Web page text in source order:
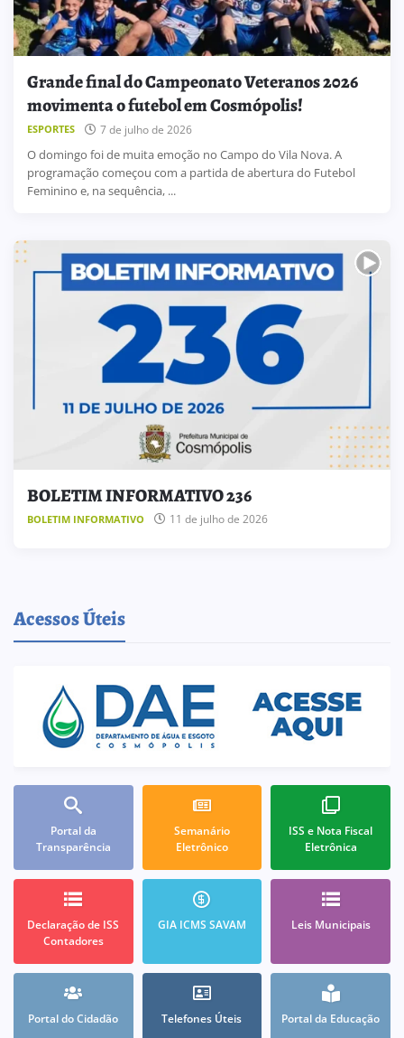
Grande final do Campeonato Veteranos 2026
movimenta o futebol em Cosmópolis!
ESPORTES 7 de julho de 2026
O domingo foi de muita emoção no Campo do Vila Nova. A
programação começou com a partida de abertura do Futebol
Feminino e, na sequência, ...
BOLETIM INFORMATIVO 236
BOLETIM INFORMATIVO 11 de julho de 2026
Acessos Úteis
Portal da
Transparência
Semanário
Eletrônico
ISS e Nota Fiscal
Eletrônica
Declaração de ISS
Contadores
GIA ICMS SAVAM Leis Municipais
Portal do Cidadão Telefones Úteis Portal da Educação